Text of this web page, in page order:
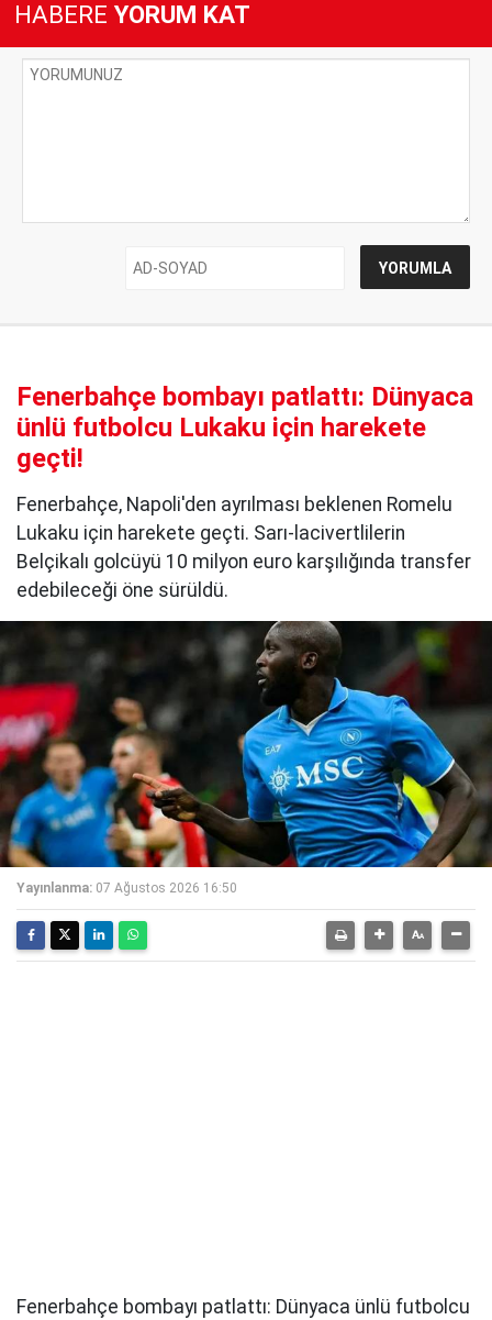
HABERE YORUM KAT
Fenerbahçe bombayı patlattı: Dünyaca
ünlü futbolcu Lukaku için harekete
geçti!
Fenerbahçe, Napoli'den ayrılması beklenen Romelu
Lukaku için harekete geçti. Sarı-lacivertlilerin
Belçikalı golcüyü 10 milyon euro karşılığında transfer
edebileceği öne sürüldü.
Yayınlanma: 07 Ağustos 2026 16:50
Fenerbahçe bombayı patlattı: Dünyaca ünlü futbolcu